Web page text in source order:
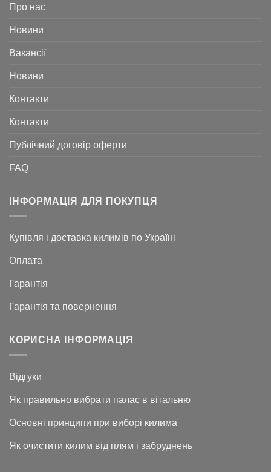
Про нас
Новини
Вакансії
Новини
Контакти
Контакти
Публічний договір оферти
FAQ
ІНФОРМАЦІЯ ДЛЯ ПОКУПЦЯ
Купівля і доставка килимів по Україні
Оплата
Гарантія
Гарантія та повернення
КОРИСНА ІНФОРМАЦІЯ
Відгуки
Як правильно вибрати палас в вітальню
Основні принципи при виборі килима
Як очистити килим від плям і забруднень